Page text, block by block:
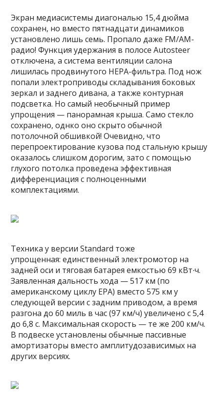
Экран медиасистемы диагональю 15,4 дюйма
сохранен, но вместо пятнадцати динамиков
установлено лишь семь. Пропало даже FM/AM-
радио! Функция удержания в полосе Autosteer
отключена, а система вентиляции салона
лишилась продвинутого HEPA-фильтра. Под нож
попали электроприводы складывания боковых
зеркал и заднего дивана, а также контурная
подсветка. Но самый необычный пример
упрощения — панорамная крыша. Само стекло
сохранено, однко оно скрыто обычной
потолочной обшивкой! Очевидно, что
перепроектирование кузова под стальную крышу
оказалось слишком дорогим, зато с помощью
глухого потолка проведена эффективная
дифференциация с полноценными
комплектациями.
Техника у версии Standard тоже
упрощенная: единственный электромотор на
задней оси и тяговая батарея емкостью 69 кВт∙ч.
Заявленная дальность хода — 517 км (по
американскому циклу EPA) вместо 575 км у
следующей версии с задним приводом, а время
разгона до 60 миль в час (97 км/ч) увеличено с 5,4
до 6,8 с. Максимальная скорость — те же 200 км/ч.
В подвеске установлены обычные пассивные
амортизаторы вместо амплитудозависимых на
других версиях.